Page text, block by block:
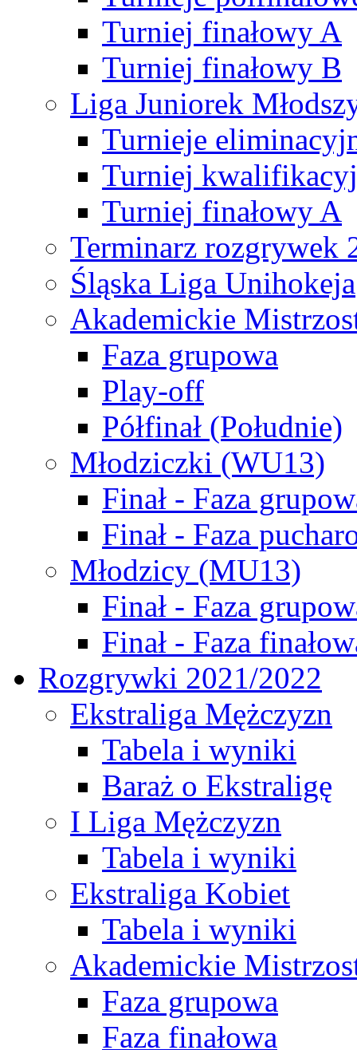
Turniej finałowy A
Turniej finałowy B
Liga Juniorek
Turnieje
Turniej
Turniej finałowy A
Terminarz rozgrywek
Śląska Liga Unihokeja
Akademickie
Faza grupowa
Play-off
Półfinał (Południe)
Młodziczki (WU13)
Finał - Faza
Finał - Faza
Młodzicy (MU13)
Finał - Faza
Finał - Faza
Rozgrywki 2021/2022
Ekstraliga Mężczyzn
Tabela i wyniki
Baraż o Ekstraligę
I Liga Mężczyzn
Tabela i wyniki
Ekstraliga Kobiet
Tabela i wyniki
Akademickie
Faza grupowa
Faza finałowa